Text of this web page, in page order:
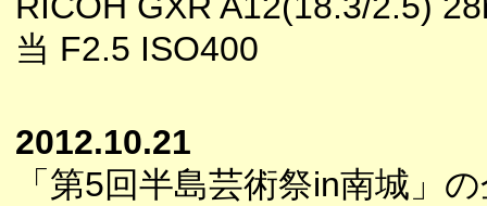
当 F2.5 ISO400
2012.10.21
「第5回半島芸術祭in南城」